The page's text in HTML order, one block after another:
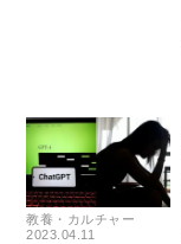
教養・カルチャー
2023.04.11